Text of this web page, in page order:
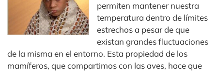
permiten mantener nuestra
temperatura dentro de límites
estrechos a pesar de que
existan grandes fluctuaciones
de la misma en el entorno. Esta propiedad de los
mamíferos, que compartimos con las aves, hace que